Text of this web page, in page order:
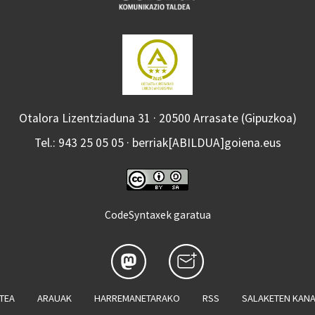
Otalora Lizentziaduna 31 · 20500 Arrasate (Gipuzkoa)
Tel.: 943 25 05 05 · berriak[ABILDUA]goiena.eus
CodeSyntaxek garatua
ARAUAK HARREMANETARAKO RSS SALAKETEN